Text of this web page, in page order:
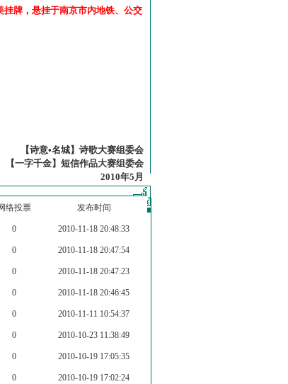
牌，悬挂于南京市内地铁、公交
【诗意•名城】诗歌大赛组委会
【一字千金】短信作品大赛组委会
2010年5月
络投票 发布时间
0 2010-11-18 20:48:33
0 2010-11-18 20:47:54
0 2010-11-18 20:47:23
0 2010-11-18 20:46:45
0 2010-11-11 10:54:37
0 2010-10-23 11:38:49
0 2010-10-19 17:05:35
0 2010-10-19 17:02:24